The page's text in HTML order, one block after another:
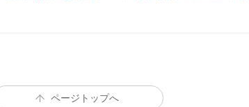
ページトップへ